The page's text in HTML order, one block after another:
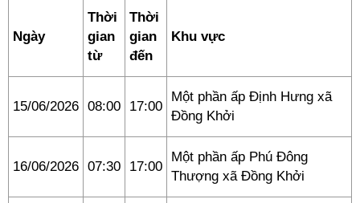
Ngày
Thời
gian
từ
Thời
gian
đến
Khu vực
15/06/2026 08:00 17:00
Một phần ấp Định Hưng xã
Đồng Khởi
16/06/2026 07:30 17:00
Một phần ấp Phú Đông
Thượng xã Đồng Khởi